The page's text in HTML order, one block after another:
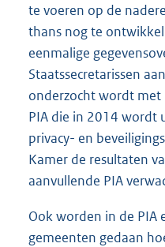
te voeren op de
thans nog te
eenmalige
Staatssecretarissen
onderzocht wordt met
PIA die in 2014 wordt
privacy- en
Kamer de resultaten
aanvullende PIA
Ook worden in de PIA
gemeenten gedaan